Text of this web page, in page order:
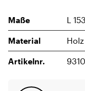
Maße L
Material Holz
Artikelnr.